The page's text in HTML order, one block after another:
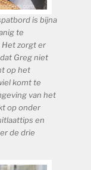
is bijna
te
zorgt er
Greg niet
op het
komt te
van het
op onder
en
de drie